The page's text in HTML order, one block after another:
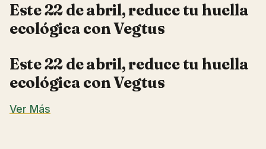
Este 22 de abril, reduce tu huella
ecológica con Vegtus
Este 22 de abril, reduce tu huella
ecológica con Vegtus
Ver Más